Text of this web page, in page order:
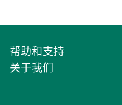
帮助和支持
关于我们